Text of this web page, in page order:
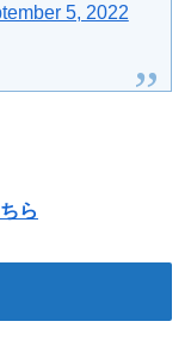
5, 2022
ら